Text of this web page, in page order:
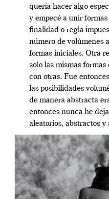
quería hacer algo
y empecé a unir
finalidad o regla
número de volúmenes
formas iniciales. Otra
solo las mismas
con otras. Fue
las posibilidades
de manera abstracta
entonces nunca he
aleatorios, abstractos y